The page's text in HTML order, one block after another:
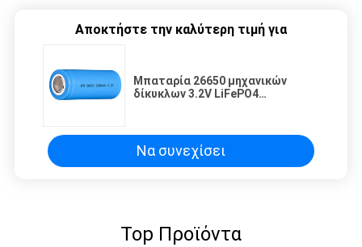
Αποκτήστε την καλύτερη τιμή για
Μπαταρία 26650 μηχανικών
δίκυκλων 3.2V LiFePO4
Να συνεχίσει
Top Προϊόντα